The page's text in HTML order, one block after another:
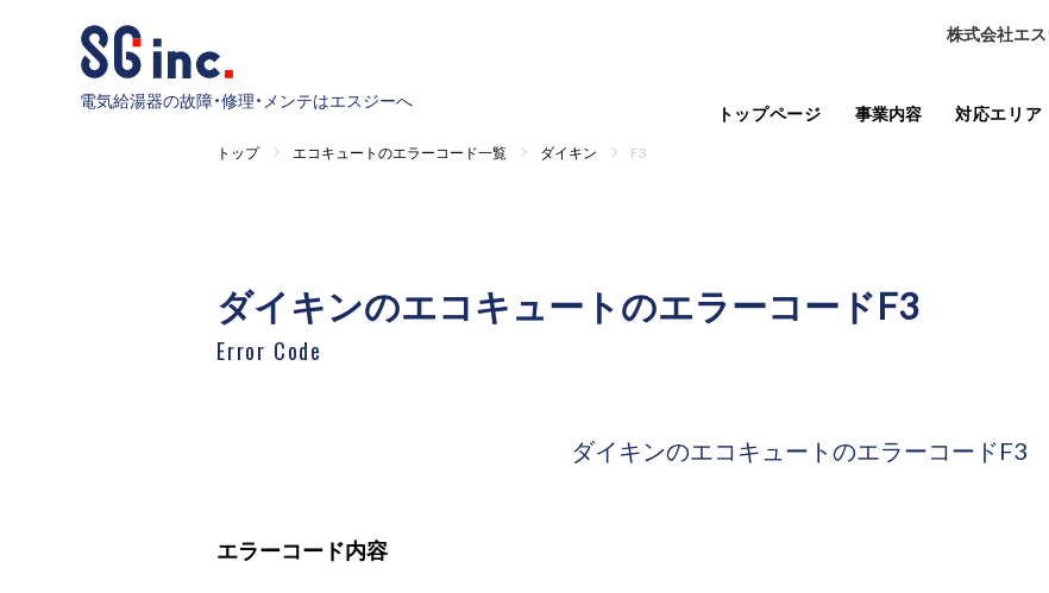
電気給湯器の故障・修理・メンテはエスジーへ
株式会社エ
トップページ 事業内容 対応エリア
トップ エコキュートのエラーコード一覧 ダイキン F3
ダイキンのエコキュートのエラーコードF3
Error Code
ダイキンのエコキュートのエラーコードF3
エラーコード内容